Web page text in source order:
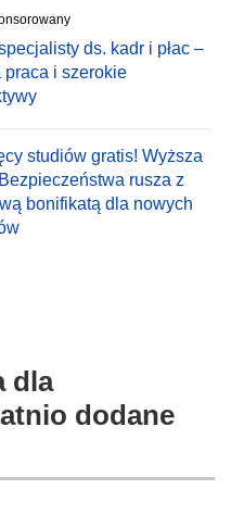
ds. kadr i płac –
praca i szerokie
studiów gratis! Wyższa
rusza z
bonifikatą dla nowych
dla
dodane